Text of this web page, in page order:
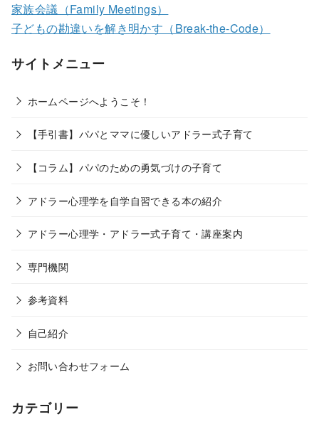
家族会議（Family Meetings）
子どもの勘違いを解き明かす（Break-the-Code）
サイトメニュー
ホームページへようこそ！
【手引書】パパとママに優しいアドラー式子育て
【コラム】パパのための勇気づけの子育て
アドラー心理学を自学自習できる本の紹介
アドラー心理学・アドラー式子育て・講座案内
専門機関
参考資料
自己紹介
お問い合わせフォーム
カテゴリー